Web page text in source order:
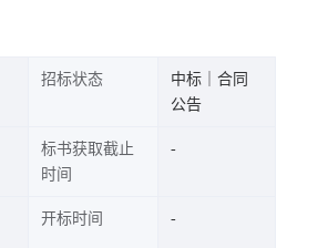
招标状态
中标｜合同
公告
标书获取截止
时间
开标时间